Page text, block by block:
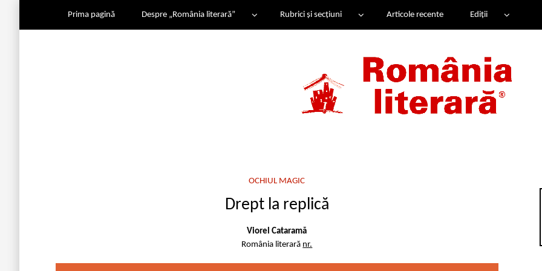
Prima pagină Despre „România literară” Rubrici și secțiuni Articole recente Ediții
OCHIUL MAGIC
Drept la replică
Viorel Cataramă
România literară nr.